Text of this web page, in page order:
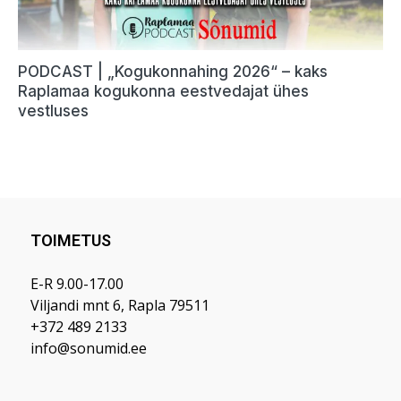
TOIMETUS
E-R 9.00-17.00
Viljandi mnt 6, Rapla 79511
+372 489 2133
info@sonumid.ee